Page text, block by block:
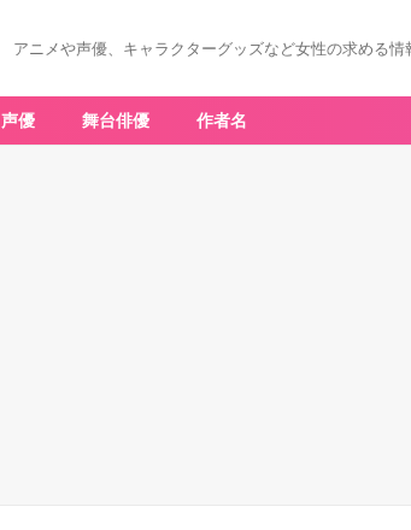
アニメや声優、キャラクターグッズなど女性の求める情
声優 舞台俳優 作者名